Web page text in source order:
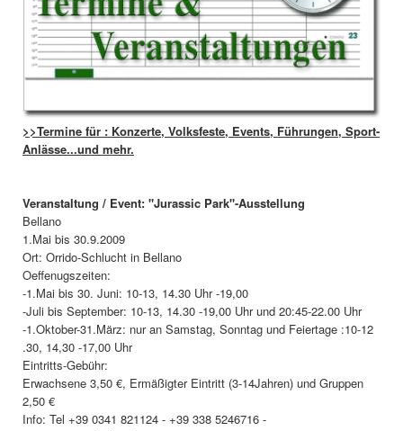
>>Termine für : Konzerte, Volksfeste, Events, Führungen, Sport-
Anlässe...und mehr.
Veranstaltung / Event: "Jurassic Park"-Ausstellung
Bellano
1.Mai bis 30.9.2009
Ort: Orrido-Schlucht in Bellano
Oeffenugszeiten:
-1.Mai bis 30. Juni: 10-13, 14.30 Uhr -19,00
-Juli bis September: 10-13, 14.30 -19,00 Uhr und 20:45-22.00 Uhr
-1.Oktober-31.März: nur an Samstag, Sonntag und Feiertage :10-12
.30, 14,30 -17,00 Uhr
Eintritts-Gebühr:
Erwachsene 3,50 €, Ermäßigter Eintritt (3-14Jahren) und Gruppen
2,50 €
Info: Tel +39 0341 821124 - +39 338 5246716 -